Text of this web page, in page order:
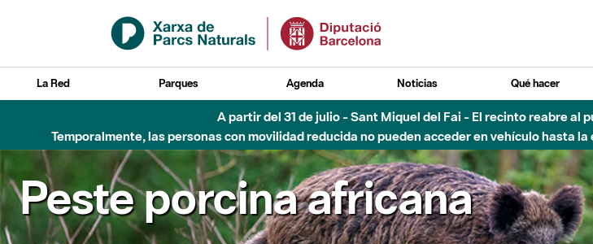
Saltar al contenido principal
La Red Parques Agenda Noticias Qué hacer
A partir del 31 de julio - Sant Miquel del Fai - El recinto reabre
Temporalmente, las personas con movilidad reducida no pueden acceder en vehículo hasta
Peste porcina africana